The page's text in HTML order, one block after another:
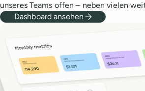
unseres Teams offen – neben vielen
Dashboard ansehen